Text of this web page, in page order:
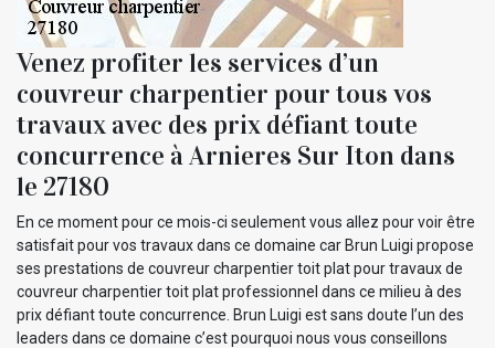
Venez profiter les services d’un
couvreur charpentier pour tous vos
travaux avec des prix défiant toute
concurrence à Arnieres Sur Iton dans
le 27180
En ce moment pour ce mois-ci seulement vous allez pour voir être
satisfait pour vos travaux dans ce domaine car Brun Luigi propose
ses prestations de couvreur charpentier toit plat pour travaux de
couvreur charpentier toit plat professionnel dans ce milieu à des
prix défiant toute concurrence. Brun Luigi est sans doute l’un des
leaders dans ce domaine c’est pourquoi nous vous conseillons